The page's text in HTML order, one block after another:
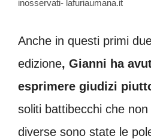
inosservati- lafuriaumana.it
Anche in questi primi
edizione, Gianni ha
esprimere giudizi
soliti battibecchi che
diverse sono state le